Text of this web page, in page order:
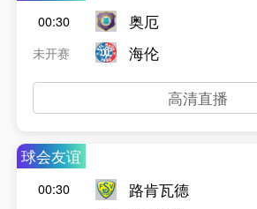
00:30
未开赛
奥厄
海伦
高清直播
球会友谊
00:30
路肯瓦德